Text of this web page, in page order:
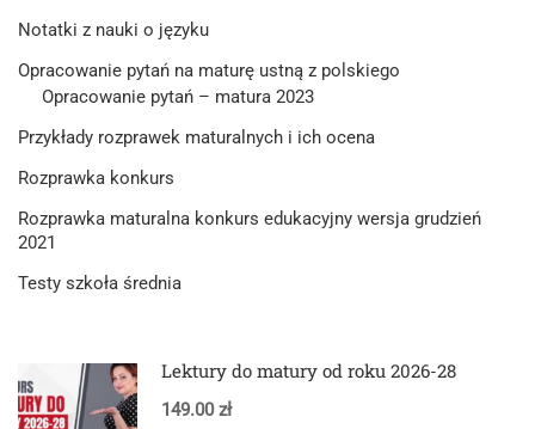
Notatki z nauki o języku
Opracowanie pytań na maturę ustną z polskiego
Opracowanie pytań – matura 2023
Przykłady rozprawek maturalnych i ich ocena
Rozprawka konkurs
Rozprawka maturalna konkurs edukacyjny wersja grudzień
2021
Testy szkoła średnia
Lektury do matury od roku 2026-28
149.00 zł